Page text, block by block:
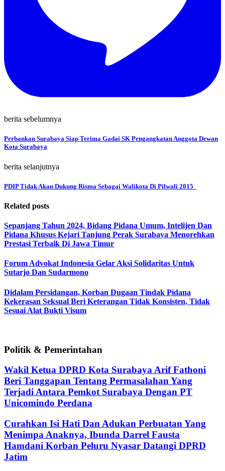
berita sebelumnya
Perbankan Surabaya Siap Terima Gadai SK Pengangkatan Anggota Dewan
Kota Surabaya
berita selanjutnya
PDIP Tidak Akan Dukung Risma Sebagai Walikota Di Pilwali 2015
Related posts
Sepanjang Tahun 2024, Bidang Pidana Umum, Intelijen Dan
Pidana Khusus Kejari Tanjung Perak Surabaya Menorehkan
Prestasi Terbaik Di Jawa Timur
Forum Advokat Indonesia Gelar Aksi Solidaritas Untuk
Sutarjo Dan Sudarmono
Didalam Persidangan, Korban Dugaan Tindak Pidana
Kekerasan Seksual Beri Keterangan Tidak Konsisten, Tidak
Sesuai Alat Bukti Visum
Politik & Pemerintahan
Wakil Ketua DPRD Kota Surabaya Arif Fathoni
Beri Tanggapan Tentang Permasalahan Yang
Terjadi Antara Pemkot Surabaya Dengan PT
Unicomindo Perdana
Curahkan Isi Hati Dan Adukan Perbuatan Yang
Menimpa Anaknya, Ibunda Darrel Fausta
Hamdani Korban Peluru Nyasar Datangi DPRD
Jatim